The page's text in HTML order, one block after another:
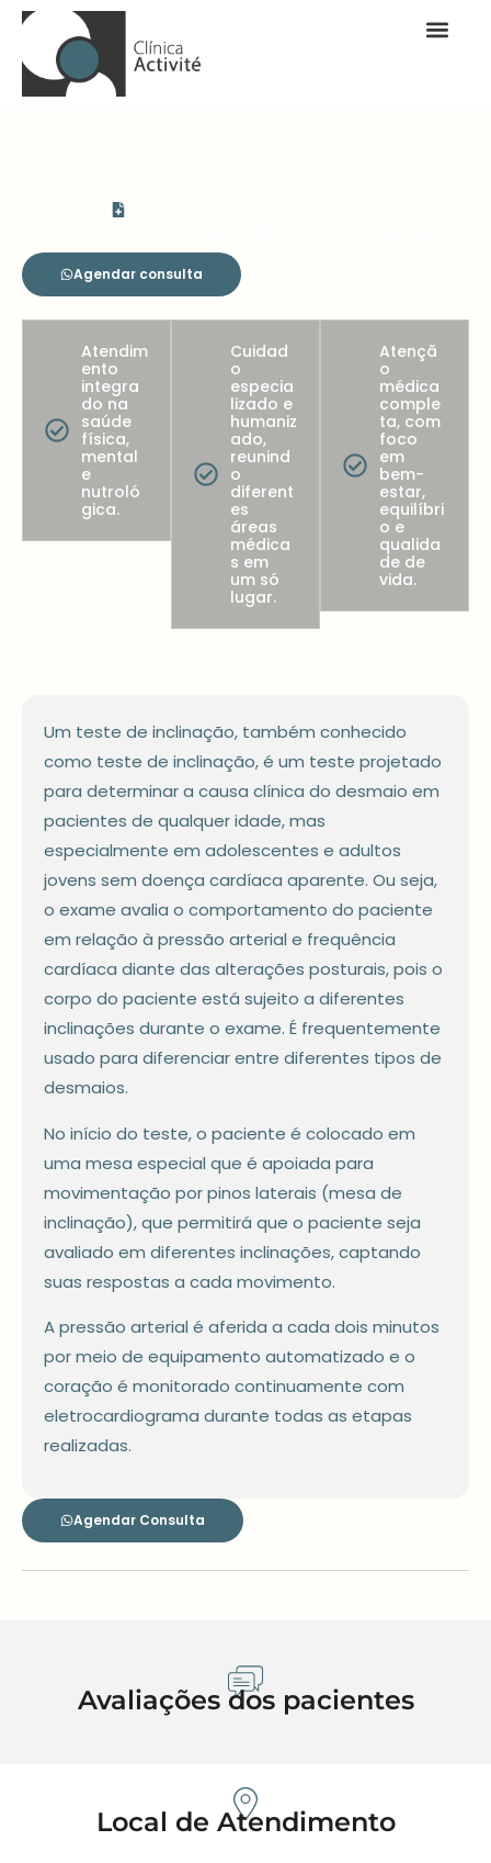
Agendar consulta
Atendim
ento
integra
do na
saúde
física,
mental
e
nutroló
gica.
Cuidad
o
especia
lizado e
humaniz
ado,
reunind
o
diferent
es
áreas
médica
s em
um só
lugar.
Atençã
o
médica
comple
ta, com
foco
em
bem-
estar,
equilíbri
o e
qualida
de de
vida.
Um teste de inclinação, também conhecido
como teste de inclinação, é um teste projetado
para determinar a causa clínica do desmaio em
pacientes de qualquer idade, mas
especialmente em adolescentes e adultos
jovens sem doença cardíaca aparente. Ou seja,
o exame avalia o comportamento do paciente
em relação à pressão arterial e frequência
cardíaca diante das alterações posturais, pois o
corpo do paciente está sujeito a diferentes
inclinações durante o exame. É frequentemente
usado para diferenciar entre diferentes tipos de
desmaios.
No início do teste, o paciente é colocado em
uma mesa especial que é apoiada para
movimentação por pinos laterais (mesa de
inclinação), que permitirá que o paciente seja
avaliado em diferentes inclinações, captando
suas respostas a cada movimento.
A pressão arterial é aferida a cada dois minutos
por meio de equipamento automatizado e o
coração é monitorado continuamente com
eletrocardiograma durante todas as etapas
realizadas.
Agendar Consulta
Avaliações dos pacientes
Local de Atendimento